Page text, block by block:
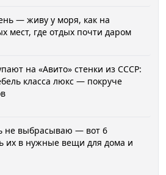
— живу у моря, как на
мест, где отдых почти даром
на «Авито» стенки из СССР:
класса люкс — покруче
не выбрасываю — вот 6
их в нужные вещи для дома и